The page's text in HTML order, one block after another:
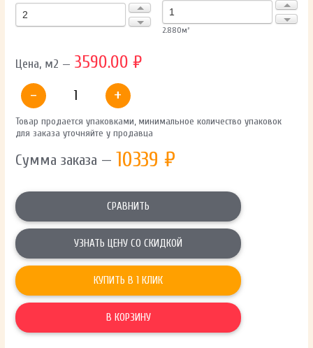
2.880м²
Цена, м2 — 3590.00 ₽
-
+
Товар продается упаковками, минимальное количество упаковок
для заказа уточняйте у продавца
Сумма заказа — 10339 ₽
СРАВНИТЬ
УЗНАТЬ ЦЕНУ СО СКИДКОЙ
КУПИТЬ В 1 КЛИК
В КОРЗИНУ